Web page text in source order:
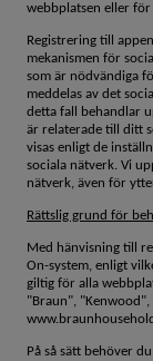
webbplatsen eller
Registrering till
mekanismen för
som är nödvändiga
meddelas av det
detta fall behandlar
är relaterade till ditt
visas enligt de
sociala nätverk. Vi
nätverk, även för
Rättslig grund för
Med hänvisning till
On-system, enligt
giltig för alla
"Braun",
På så sätt behöver